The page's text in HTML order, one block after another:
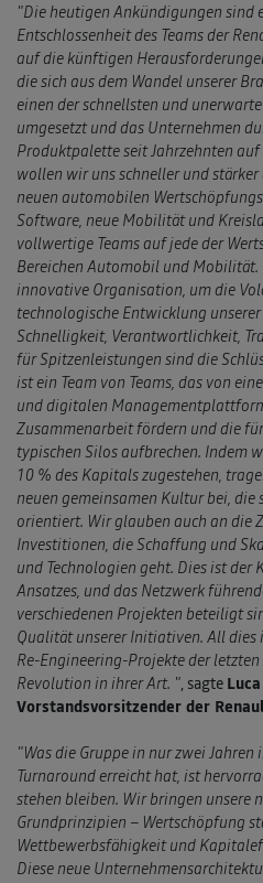
"Die heutigen Ankündigungen sind
Entschlossenheit des Teams der
auf die künftigen
die sich aus dem Wandel unserer
einen der schnellsten und
umgesetzt und das Unternehmen
Produktpalette seit Jahrzehnten
wollen wir uns schneller und
neuen automobilen
Software, neue Mobilität und
vollwertige Teams auf jede der
Bereichen Automobil und
innovative Organisation, um die
technologische Entwicklung
Schnelligkeit, Verantwortlichkeit,
für Spitzenleistungen sind die
ist ein Team von Teams, das von
und digitalen
Zusammenarbeit fördern und die
typischen Silos aufbrechen. Indem
10 % des Kapitals zugestehen,
neuen gemeinsamen Kultur bei, die
orientiert. Wir glauben auch an die
Investitionen, die Schaffung und
und Technologien geht. Dies ist der
Ansatzes, und das Netzwerk
verschiedenen Projekten beteiligt
Qualität unserer Initiativen. All
Re-Engineering-Projekte der
Revolution in ihrer Art. ", sagte
Vorstandsvorsitzender der
"Was die Gruppe in nur zwei
Turnaround erreicht hat, ist
stehen bleiben. Wir bringen unsere
Grundprinzipien – Wertschöpfung
Wettbewerbsfähigkeit und
Diese neue